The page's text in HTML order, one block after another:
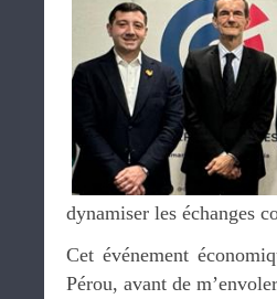
dynamiser les échanges
Cet événement
Pérou, avant de